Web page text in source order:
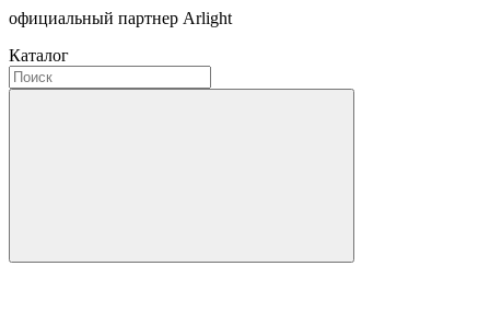
официальный партнер Arlight
Каталог